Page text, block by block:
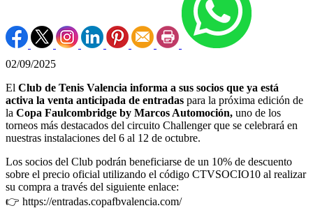
02/09/2025
El Club de Tenis Valencia informa a sus socios que ya está
activa la venta anticipada de entradas para la próxima edición de
la Copa Faulcombridge by Marcos Automoción, uno de los
torneos más destacados del circuito Challenger que se celebrará en
nuestras instalaciones del 6 al 12 de octubre.
Los socios del Club podrán beneficiarse de un 10% de descuento
sobre el precio oficial utilizando el código CTVSOCIO10 al realizar
su compra a través del siguiente enlace:
👉 https://entradas.copafbvalencia.com/